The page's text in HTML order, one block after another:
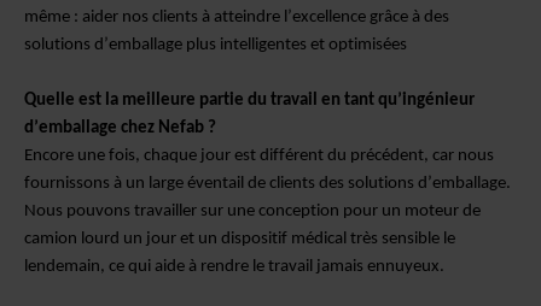
même : aider nos clients à atteindre l’excellence grâce à des
solutions d’emballage plus intelligentes et optimisées
Quelle est la meilleure partie du travail en tant qu’ingénieur
d’emballage chez Nefab ?
Encore une fois, chaque jour est différent du précédent, car nous
fournissons à un large éventail de clients des solutions d’emballage.
Nous pouvons travailler sur une conception pour un moteur de
camion lourd un jour et un dispositif médical très sensible le
lendemain, ce qui aide à rendre le travail jamais ennuyeux.